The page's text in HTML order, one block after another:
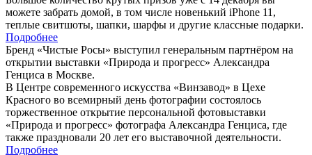
можете забрать домой, в том числе новенький iPhone 11,
теплые свитшоты, шапки, шарфы и другие классные подарки.
Подробнее
Бренд «Чистые Росы» выступил генеральным партнёром на
открытии выставки «Природа и прогресс» Александра
Генциса в Москве.
В Центре современного искусства «Винзавод» в Цехе
Красного во всемирный день фотографии состоялось
торжественное открытие персональной фотовыставки
«Природа и прогресс» фотографа Александра Генциса, где
также праздновали 20 лет его выставочной деятельности.
Подробнее